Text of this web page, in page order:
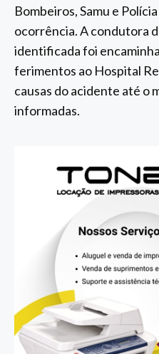
Bombeiros, Samu e
ocorrência. A condutora
identificada foi
ferimentos ao Hospital
causas do acidente até o
informadas.